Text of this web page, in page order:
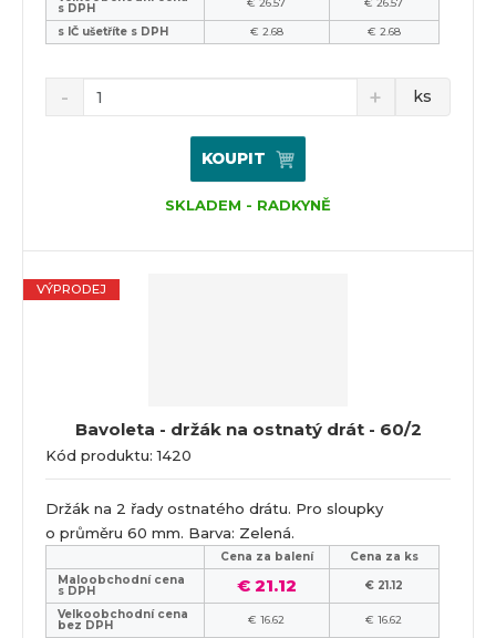
s DPH € 26.57
€ 26.57
s IČ ušetříte s DPH
€ 2.68 € 2.68
ks
KOUPIT
SKLADEM - RADKYNĚ
Bavoleta - držák na ostnatý drát - 60/2
Kód produktu: 1420
VÝPRODEJ
Držák na 2 řady ostnatého drátu. Pro sloupky
o průměru 60 mm. Barva: Zelená.
Cena za balení
Cena za ks
Maloobchodní cena
s DPH € 21.12
€ 21.12
Velkoobchodní cena
bez DPH € 16.62
€ 16.62